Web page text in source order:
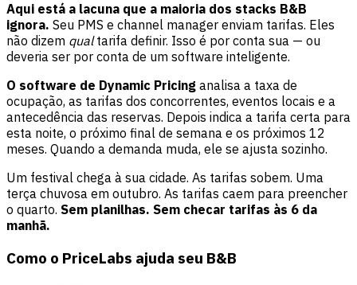
Aqui está a lacuna que a maioria dos stacks B&B
ignora. Seu PMS e channel manager enviam tarifas. Eles
não dizem qualtarifa definir. Isso é por conta sua — ou
deveria ser por conta de um software inteligente.
O software de Dynamic Pricing analisa a taxa de
ocupação, as tarifas dos concorrentes, eventos locais e a
antecedência das reservas. Depois indica a tarifa certa para
esta noite, o próximo final de semana e os próximos 12
meses. Quando a demanda muda, ele se ajusta sozinho.
Um festival chega à sua cidade. As tarifas sobem. Uma
terça chuvosa em outubro. As tarifas caem para preencher
o quarto. Sem planilhas. Sem checar tarifas às 6 da
manhã.
Como o PriceLabs ajuda seu B&B